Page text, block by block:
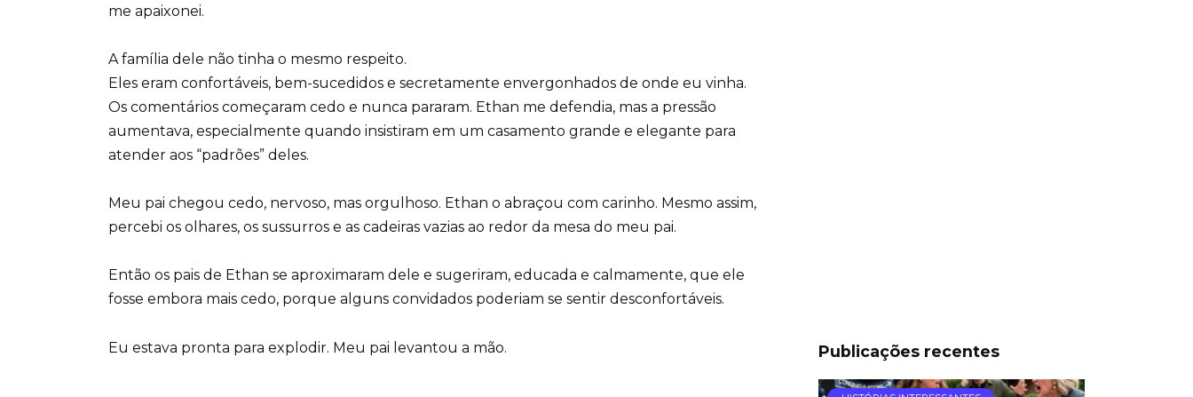
me apaixonei.
A família dele não tinha o mesmo respeito.
Eles eram confortáveis, bem-sucedidos e secretamente envergonhados de onde eu vinha.
Os comentários começaram cedo e nunca pararam. Ethan me defendia, mas a pressão
aumentava, especialmente quando insistiram em um casamento grande e elegante para
atender aos “padrões” deles.
Meu pai chegou cedo, nervoso, mas orgulhoso. Ethan o abraçou com carinho. Mesmo assim,
percebi os olhares, os sussurros e as cadeiras vazias ao redor da mesa do meu pai.
Então os pais de Ethan se aproximaram dele e sugeriram, educada e calmamente, que ele
fosse embora mais cedo, porque alguns convidados poderiam se sentir desconfortáveis.
Eu estava pronta para explodir. Meu pai levantou a mão. Publicações recentes